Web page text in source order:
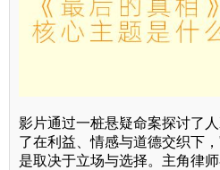
影片通过一桩悬疑命案探讨了
了在利益、情感与道德交织下
是取决于立场与选择。主角律